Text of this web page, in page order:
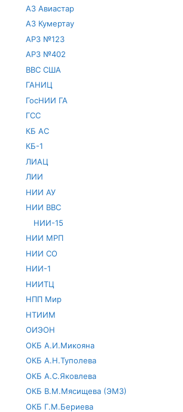
АЗ Авиастар
АЗ Кумертау
АРЗ №123
АРЗ №402
ВВС США
ГАНИЦ
ГосНИИ ГА
ГСС
КБ АС
КБ-1
ЛИАЦ
ЛИИ
НИИ АУ
НИИ ВВС
НИИ-15
НИИ МРП
НИИ СО
НИИ-1
НИИТЦ
НПП Мир
НТИИМ
ОИЭОН
ОКБ А.И.Микояна
ОКБ А.Н.Туполева
ОКБ А.С.Яковлева
ОКБ В.М.Мясищева (ЭМЗ)
ОКБ Г.М.Бериева